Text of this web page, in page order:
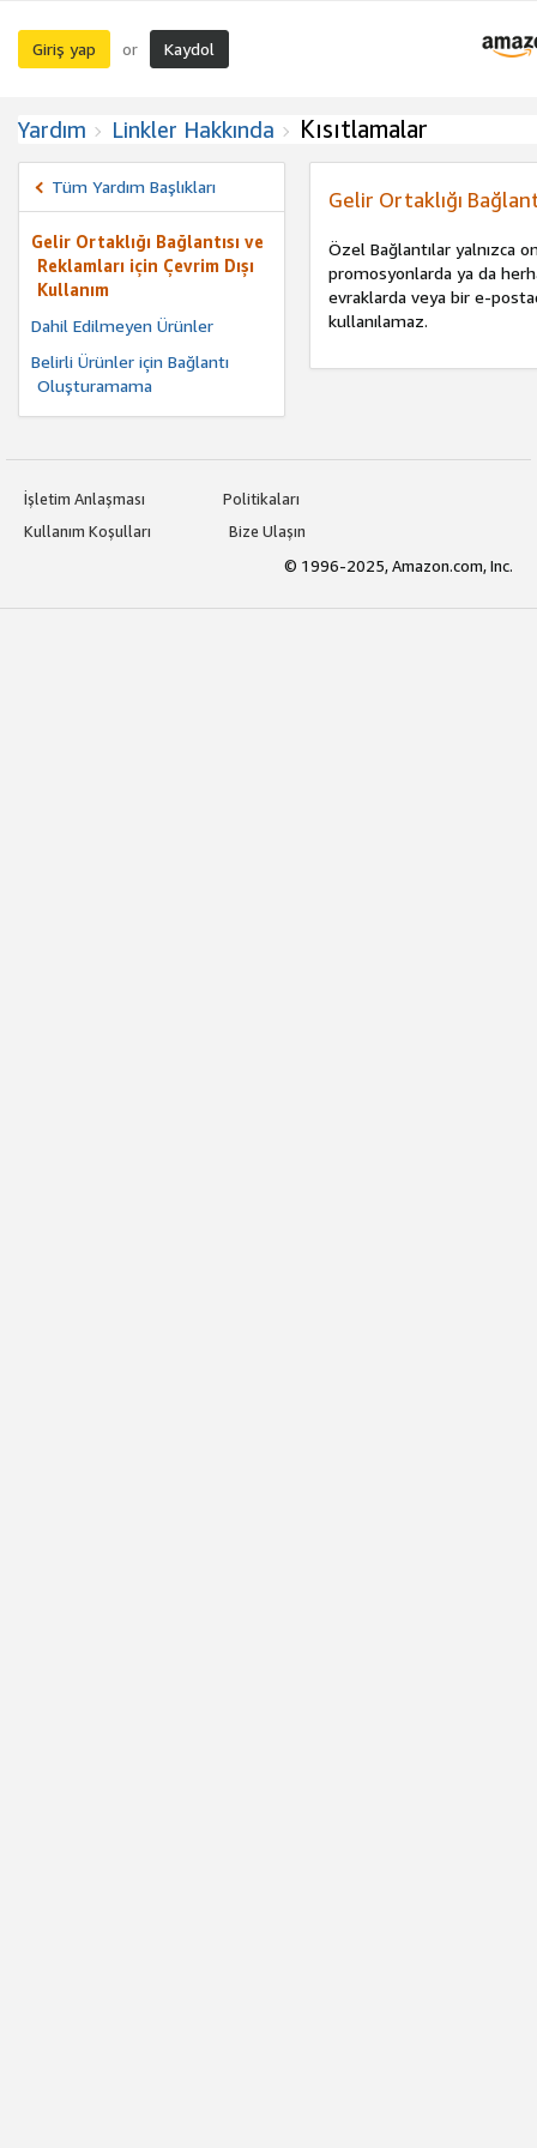
Giriş yap or Kaydol
Yardım Linkler Hakkında Kısıtlamalar
Tüm Yardım Başlıkları
Gelir Ortaklığı Bağlantısı ve
Reklamları için Çevrim Dışı
Kullanım
Dahil Edilmeyen Ürünler
Belirli Ürünler için Bağlantı
Oluşturamama
Gelir Ortaklığı
Özel Bağlantılar yalnızca
promosyonlarda ya da
evraklarda veya bir e-
kullanılamaz.
İşletim Anlaşması
Politikaları
Kullanım Koşulları
Bize Ulaşın
© 1996-2025, Amazon.com, Inc.